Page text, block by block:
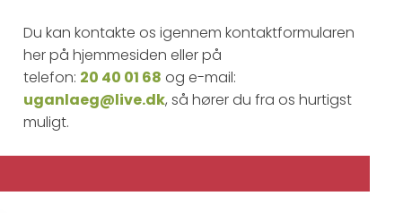
Du kan kontakte os igennem kontaktformularen
her på hjemmesiden eller på
telefon: 20 40 01 68 og e-mail:
uganlaeg@live.dk, så hører du fra os hurtigst
muligt.